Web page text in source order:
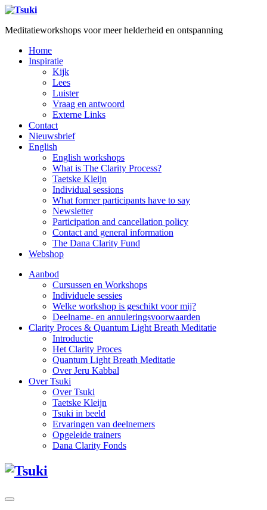
Meditatieworkshops voor meer helderheid en ontspanning
Home
Inspiratie
Kijk
Lees
Luister
Vraag en antwoord
Externe Links
Contact
Nieuwsbrief
English
English workshops
What is The Clarity Process?
Taetske Kleijn
Individual sessions
What former participants have to say
Newsletter
Participation and cancellation policy
Contact and general information
The Dana Clarity Fund
Webshop
Aanbod
Cursussen en Workshops
Individuele sessies
Welke workshop is geschikt voor mij?
Deelname- en annuleringsvoorwaarden
Clarity Proces & Quantum Light Breath Meditatie
Introductie
Het Clarity Proces
Quantum Light Breath Meditatie
Over Jeru Kabbal
Over Tsuki
Over Tsuki
Taetske Kleijn
Tsuki in beeld
Ervaringen van deelnemers
Opgeleide trainers
Dana Clarity Fonds